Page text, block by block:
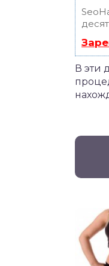
В эти